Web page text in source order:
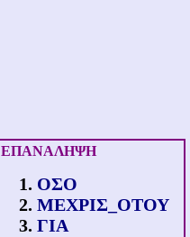
ΕΠΑΝΑΛΗΨΗ
ΟΣΟ
ΜΕΧΡΙΣ_ΟΤΟΥ
ΓΙΑ